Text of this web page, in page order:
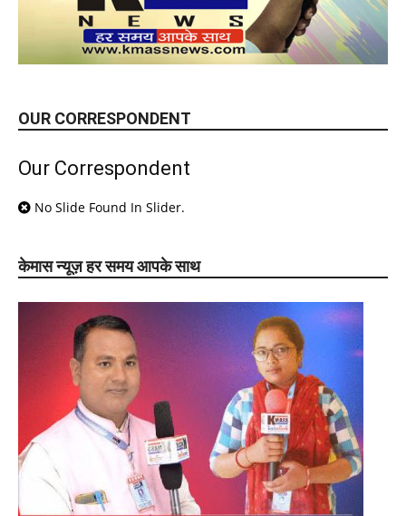
OUR CORRESPONDENT
Our Correspondent
No Slide Found In Slider.
केमास न्यूज़ हर समय आपके साथ